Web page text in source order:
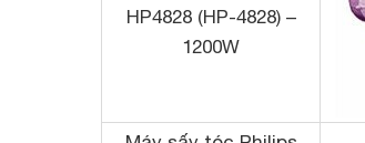
HP4828 (HP-4828) –
1200W